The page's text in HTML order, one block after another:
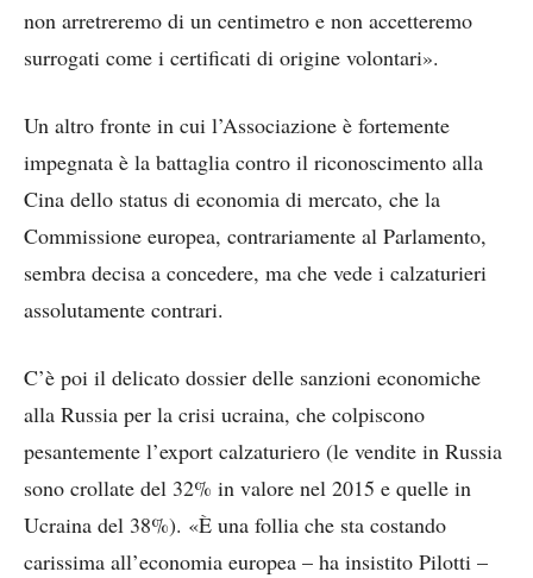
non arretreremo di un centimetro e non accetteremo
surrogati come i certificati di origine volontari».
Un altro fronte in cui l’Associazione è fortemente
impegnata è la battaglia contro il riconoscimento alla
Cina dello status di economia di mercato, che la
Commissione europea, contrariamente al Parlamento,
sembra decisa a concedere, ma che vede i calzaturieri
assolutamente contrari.
C’è poi il delicato dossier delle sanzioni economiche
alla Russia per la crisi ucraina, che colpiscono
pesantemente l’export calzaturiero (le vendite in Russia
sono crollate del 32% in valore nel 2015 e quelle in
Ucraina del 38%). «È una follia che sta costando
carissima all’economia europea – ha insistito Pilotti –